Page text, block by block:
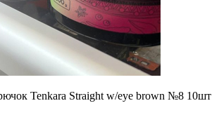
Tenkara Straight w/eye brown №8 10шт